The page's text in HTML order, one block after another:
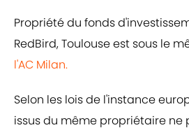
Propriété du fonds
RedBird, Toulouse est sous le
l'AC Milan.
Selon les lois de l'instance
issus du même propriétaire